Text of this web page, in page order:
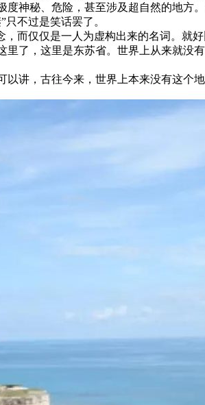
神秘、危险，甚至涉及超自然的地方
不过是笑话罢了。
而仅仅是一人为虚构出来的名词。就
了，这里是东苏省。世界上从来就没
讲，古往今来，世界上本来没有这个